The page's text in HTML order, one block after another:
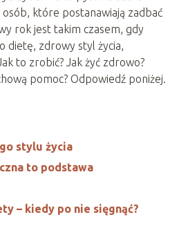
które postanawiają zadbać
rok jest takim czasem, gdy
dietę, zdrowy styl życia,
to zrobić? Jak żyć zdrowo?
pomoc? Odpowiedź poniżej.
stylu życia
to podstawa
– kiedy po nie sięgnąć?